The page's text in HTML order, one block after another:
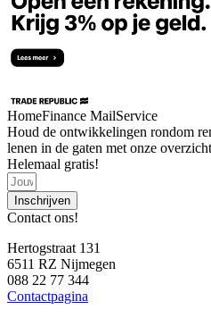
HomeFinance MailService
Houd de ontwikkelingen rondom
lenen in de gaten met onze
Helemaal gratis!
Inschrijven
Contact ons!
Hertogstraat 131
6511 RZ Nijmegen
088 22 77 344
Contactpagina